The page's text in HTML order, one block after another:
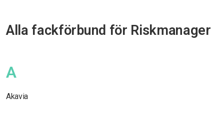
Alla fackförbund för Riskmanager
A
Akavia